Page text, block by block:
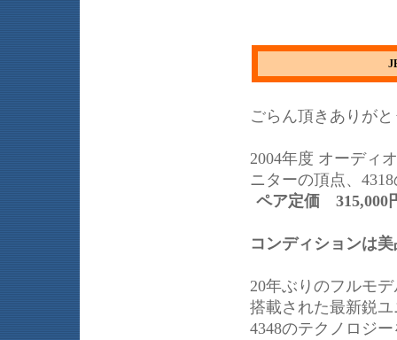
ごらん頂きありが
2004年度 オーディ
ニターの頂点、
ペア定価 315,000
コンディションは
20年ぶりのフルモ
搭載された最新鋭
4348のテクノロジ